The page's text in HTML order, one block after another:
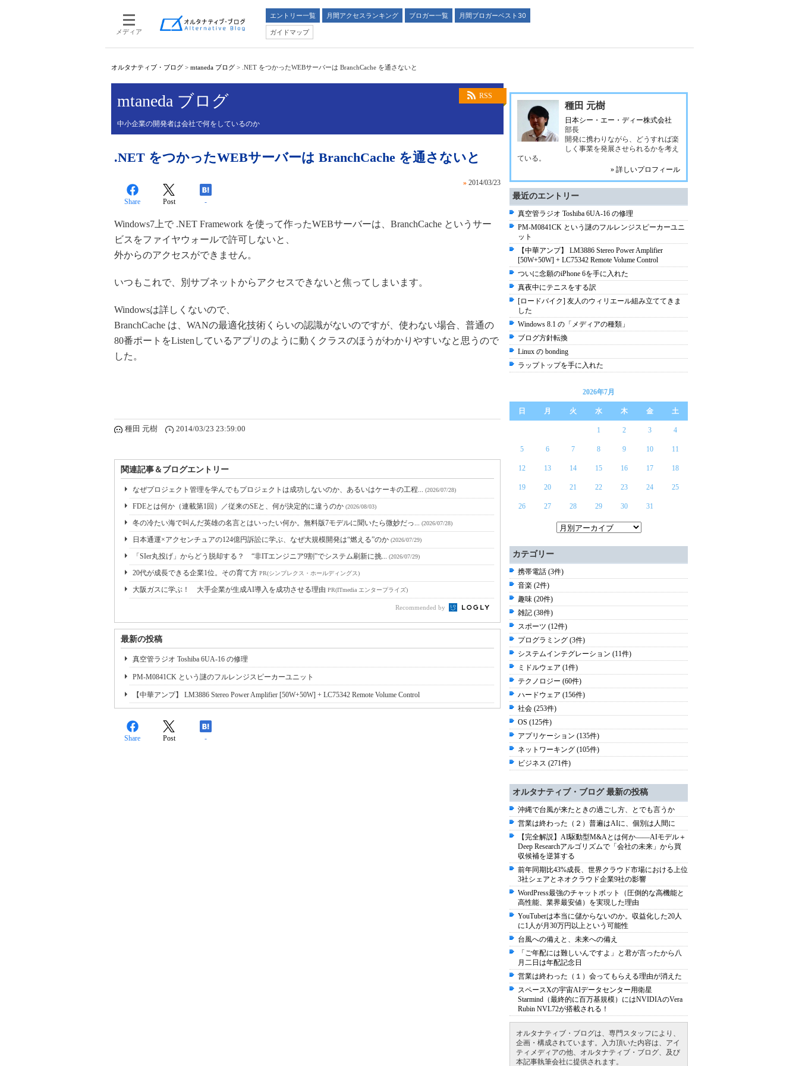
メディア
エントリー一覧 月間アクセスランキング ブロガー一覧
月間ブロガーベスト30
ガイドマップ
オルタナティブ・ブログ > mtaneda ブログ > .NET をつかったWEBサーバーは BranchCache を通さないと
RSS
mtaneda ブログ
中小企業の開発者は会社で何をしているのか
.NET をつかったWEBサーバーは BranchCache を通さないと
» 2014/03/23
Share Post -
Windows7上で .NET Framework を使って作ったWEBサーバーは、BranchCache というサー
ビスをファイヤウォールで許可しないと、
外からのアクセスができません。
いつもこれで、別サブネットからアクセスできないと焦ってしまいます。
Windowsは詳しくないので、
BranchCache は、WANの最適化技術くらいの認識がないのですが、使わない場合、普通の
80番ポートをListenしているアプリのように動くクラスのほうがわかりやすいなと思うので
した。
種田 元樹 2014/03/23 23:59:00
関連記事＆ブログエントリー
なぜプロジェクト管理を学んでもプロジェクトは成功しないのか、あるいはケーキの工程... (2026/07/28)
FDEとは何か（連載第1回）／従来のSEと、何が決定的に違うのか (2026/08/03)
冬の冷たい海で叫んだ英雄の名言とはいったい何か。無料版7モデルに聞いたら微妙だっ... (2026/07/28)
日本通運×アクセンチュアの124億円訴訟に学ぶ、なぜ大規模開発は“燃える”のか (2026/07/29)
「SIer丸投げ」からどう脱却する？ “非ITエンジニア9割”でシステム刷新に挑... (2026/07/29)
20代が成長できる企業1位。その育て方 PR(シンプレクス・ホールディングス)
大阪ガスに学ぶ！ 大手企業が生成AI導入を成功させる理由 PR(ITmedia エンタープライズ)
Recommended by
最新の投稿
真空管ラジオ Toshiba 6UA-16 の修理
PM-M0841CK という謎のフルレンジスピーカーユニット
【中華アンプ】 LM3886 Stereo Power Amplifier [50W+50W] + LC75342 Remote Volume Control
Share Post -
種田 元樹
日本シー・エー・ディー株式会社
部長
開発に携わりながら、どうすれば楽
しく事業を発展させられるかを考え
ている。
» 詳しいプロフィール
最近のエントリー
真空管ラジオ Toshiba 6UA-16 の修理
PM-M0841CK という謎のフルレンジスピーカーユニ
ット
【中華アンプ】 LM3886 Stereo Power Amplifier
[50W+50W] + LC75342 Remote Volume Control
ついに念願のiPhone 6を手に入れた
真夜中にテニスをする訳
[ロードバイク] 友人のウィリエール組み立ててきま
した
Windows 8.1 の「メディアの種類」
ブログ方針転換
Linux の bonding
ラップトップを手に入れた
2026年7月
日 月 火 水 木 金 土
1 2 3 4
5 6 7 8 9 10 11
12 13 14 15 16 17 18
19 20 21 22 23 24 25
26 27 28 29 30 31
カテゴリー
携帯電話 (3件)
音楽 (2件)
趣味 (20件)
雑記 (38件)
スポーツ (12件)
プログラミング (3件)
システムインテグレーション (11件)
ミドルウェア (1件)
テクノロジー (60件)
ハードウェア (156件)
社会 (253件)
OS (125件)
アプリケーション (135件)
ネットワーキング (105件)
ビジネス (271件)
オルタナティブ・ブログ 最新の投稿
沖縄で台風が来たときの過ごし方、とでも言うか
営業は終わった（２）普遍はAIに、個別は人間に
【完全解説】AI駆動型M&Aとは何か――AIモデル＋
Deep Researchアルゴリズムで「会社の未来」から買
収候補を逆算する
前年同期比43%成長、世界クラウド市場における上位
3社シェアとネオクラウド企業9社の影響
WordPress最強のチャットボット（圧倒的な高機能と
高性能、業界最安値）を実現した理由
YouTuberは本当に儲からないのか。収益化した20人
に1人が月30万円以上という可能性
台風への備えと、未来への備え
「ご年配には難しいんですよ」と君が言ったから八
月二日は年配記念日
営業は終わった（１）会ってもらえる理由が消えた
スペースXの宇宙AIデータセンター用衛星
Starmind（最終的に百万基規模）にはNVIDIAのVera
Rubin NVL72が搭載される！
オルタナティブ・ブログは、専門スタッフにより、
企画・構成されています。入力頂いた内容は、アイ
ティメディアの他、オルタナティブ・ブログ、及び
本記事執筆会社に提供されます。